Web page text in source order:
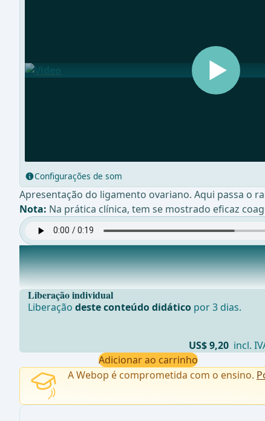
Configurações de som
Apresentação do ligamento ovariano. Aqui passa o
Nota: Na prática clínica, tem se mostrado eficaz
Mesométrio vascular e ligamento largo direito
Abertura do peritônio sobre as estruturas do
Liberação individual
Liberaçãodeste conteúdo didático por 3 dias.
US$ 9,20 incl.
Adicionar ao carrinho
A Webop é comprometida com o ensino.